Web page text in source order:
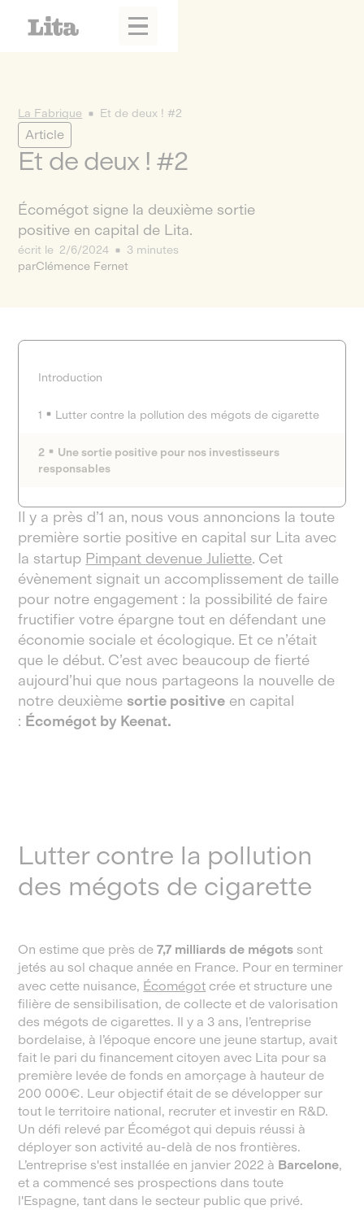
La Fabrique Et de deux ! #2
Article
Et de deux ! #2
Écomégot signe la deuxième sortie
positive en capital de Lita.
écrit le 2/6/2024
3 minutes
parClémence Fernet
Introduction
1 Lutter contre la pollution des mégots de cigarette
2
Une sortie positive pour nos investisseurs
responsables
Il y a près d’1 an, nous vous annoncions la toute
première sortie positive en capital sur Lita avec
la startup Pimpant devenue Juliette. Cet
évènement signait un accomplissement de taille
pour notre engagement : la possibilité de faire
fructifier votre épargne tout en défendant une
économie sociale et écologique. Et ce n’était
que le début. C’est avec beaucoup de fierté
aujourd’hui que nous partageons la nouvelle de
notre deuxièmesortie positive en capital
: Écomégot by Keenat.
Lutter contre la pollution
des mégots de cigarette
On estime que près de7,7 milliards de mégots sont
jetés au sol chaque année en France. Pour en terminer
avec cette nuisance, Écomégot crée et structure une
filière de sensibilisation, de collecte et de valorisation
des mégots de cigarettes. Il y a 3 ans, l’entreprise
bordelaise, à l’époque encore une jeune startup, avait
fait le pari du financement citoyen avec Lita pour sa
première levée de fonds en amorçage à hauteur de
200 000€. Leur objectif était de se développer sur
tout le territoire national, recruter et investir en R&D.
Un défi relevé par Écomégot qui depuis réussi à
déployer son activité au-delà de nos frontières.
L’entreprise s'est installée en janvier 2022 à Barcelone,
et a commencé ses prospections dans toute
l'Espagne, tant dans le secteur public que privé.